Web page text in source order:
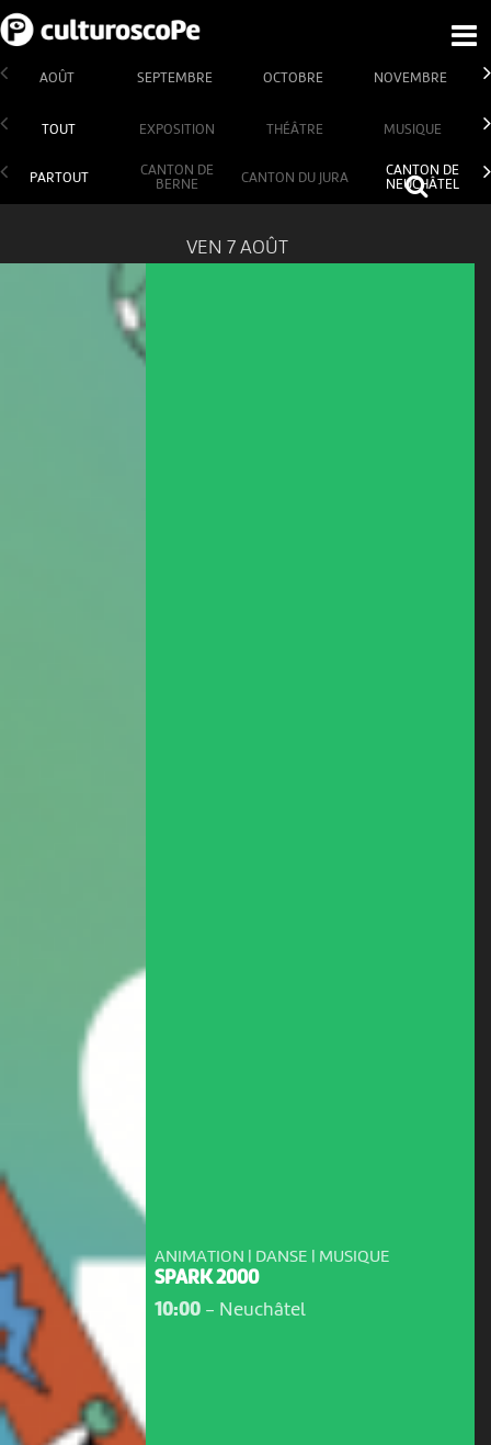
AOÛT SEPTEMBRE OCTOBRE NOVEMBRE
TOUT EXPOSITION THÉÂTRE MUSIQUE
PARTOUT
CANTON DE
BERNE
CANTON DU JURA
CANTON DE
NEUCHÂTEL
VEN 7 AOÛT
ANIMATION | DANSE | MUSIQUE
SPARK 2000
10:00- Neuchâtel